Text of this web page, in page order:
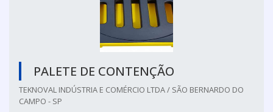
PALETE DE CONTENÇÃO
TEKNOVAL INDÚSTRIA E COMÉRCIO LTDA / SÃO BERNARDO DO
CAMPO - SP